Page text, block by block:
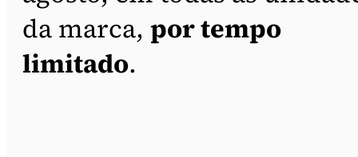
da marca, por tempo
limitado.